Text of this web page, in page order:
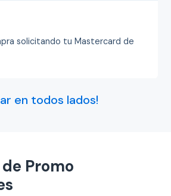
solicitando tu Mastercard de
en todos lados!
Promo